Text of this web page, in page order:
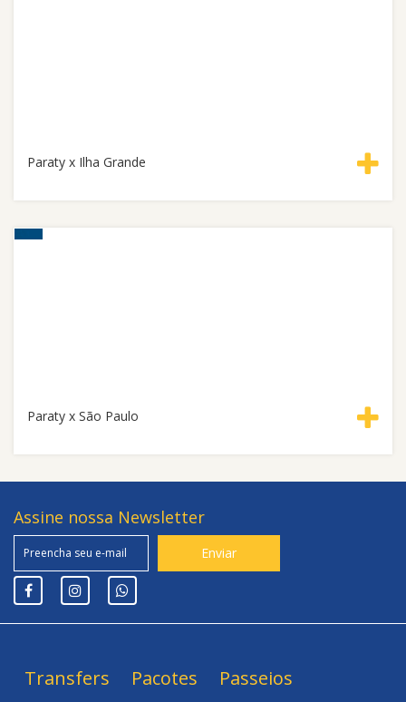
Paraty x Ilha Grande
Paraty x São Paulo
Assine nossa Newsletter
Transfers Pacotes Passeios